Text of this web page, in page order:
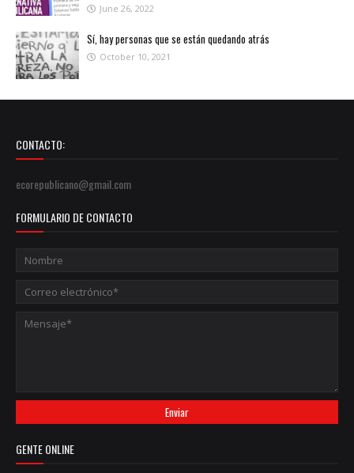
June 26, 2022
Sí, hay personas que se están quedando atrás
October 10, 2021
CONTACTO:
ecorepublicano@gmail.com
FORMULARIO DE CONTACTO
GENTE ONLINE